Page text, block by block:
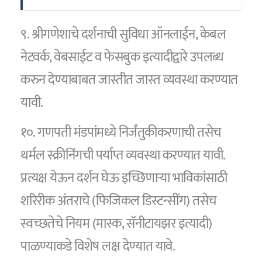
९. श्रीगणेशाचे दर्शनाची सुविधा ऑनलाईन, केबल
नेटवर्क, वेबसाईट व फेसबुक इत्यादीद्वारे उपलब्ध
करुन देण्याबाबत जास्तीत जास्त व्यवस्था करण्यात
यावी.
१०. गणपती मंडपांमध्ये निर्जंतुकीकरणाची तसेच
थर्मल स्क्रीनिंगची पर्याप्त व्यवस्था करण्यात यावी.
प्रत्यक्ष येऊन दर्शन घेऊ इच्छिणाऱ्या भाविकांसाठी
शरिरीक अंतराचे (फिजिकल डिस्टन्सींग) तसेच
स्वच्छतेचे नियम (मास्क, सॅनीटायझर इत्यादी)
पाळण्याकडे विशेष लक्ष देण्यात यावे.